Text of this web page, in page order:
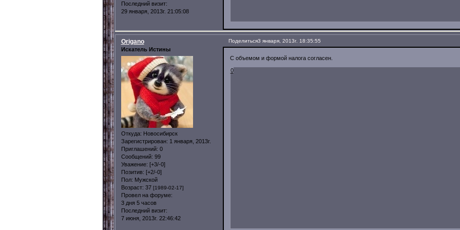
Последний визит:
29 января, 2013г. 21:05:08
Поделиться3 января, 2013г. 18:35:55
Origano
Искатель Истины
Откуда: Новосибирск
Зарегистрирован: 1 января, 2013г.
Приглашений: 0
Сообщений: 99
Уважение: [+3/-0]
Позитив: [+2/-0]
Пол: Мужской
Возраст: 37 [1989-02-17]
Провел на форуме:
3 дня 5 часов
Последний визит:
7 июня, 2013г. 22:46:42
С объемом и формой налога согласен.
0